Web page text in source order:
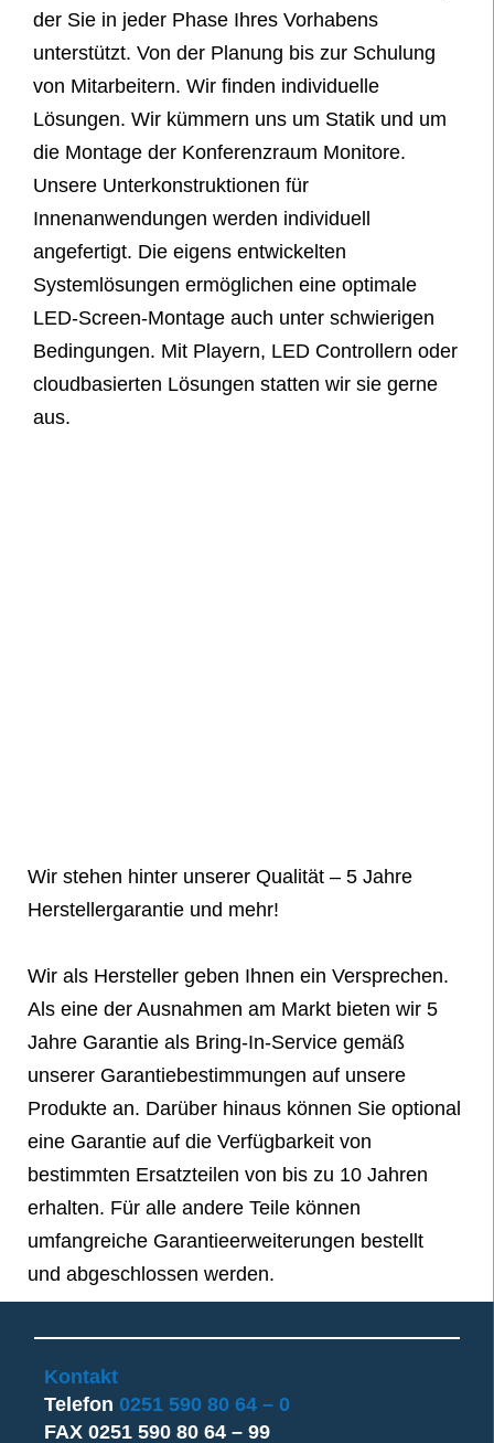
der Sie in jeder Phase Ihres Vorhabens
unterstützt. Von der Planung bis zur Schulung
von Mitarbeitern. Wir finden individuelle
Lösungen. Wir kümmern uns um Statik und um
die Montage der Konferenzraum Monitore.
Unsere Unterkonstruktionen für
Innenanwendungen werden individuell
angefertigt. Die eigens entwickelten
Systemlösungen ermöglichen eine optimale
LED-Screen-Montage auch unter schwierigen
Bedingungen. Mit Playern, LED Controllern oder
cloudbasierten Lösungen statten wir sie gerne
aus.
Wir stehen hinter unserer Qualität – 5 Jahre
Herstellergarantie und mehr!
Wir als Hersteller geben Ihnen ein Versprechen.
Als eine der Ausnahmen am Markt bieten wir 5
Jahre Garantie als Bring-In-Service gemäß
unserer Garantiebestimmungen auf unsere
Produkte an. Darüber hinaus können Sie optional
eine Garantie auf die Verfügbarkeit von
bestimmten Ersatzteilen von bis zu 10 Jahren
erhalten. Für alle andere Teile können
umfangreiche Garantieerweiterungen bestellt
und abgeschlossen werden.
Kontakt
Telefon 0251 590 80 64 – 0
FAX 0251 590 80 64 – 99